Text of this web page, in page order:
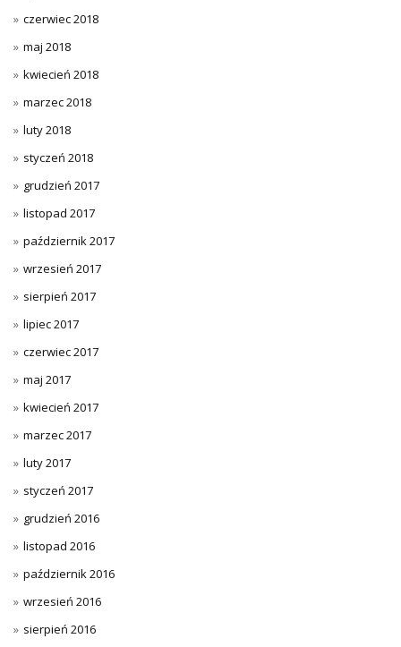
czerwiec 2018
maj 2018
kwiecień 2018
marzec 2018
luty 2018
styczeń 2018
grudzień 2017
listopad 2017
październik 2017
wrzesień 2017
sierpień 2017
lipiec 2017
czerwiec 2017
maj 2017
kwiecień 2017
marzec 2017
luty 2017
styczeń 2017
grudzień 2016
listopad 2016
październik 2016
wrzesień 2016
sierpień 2016